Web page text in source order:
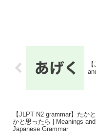
【JLPT N2 grammar】たか
かと思ったら | Meanings
Japanese Grammar